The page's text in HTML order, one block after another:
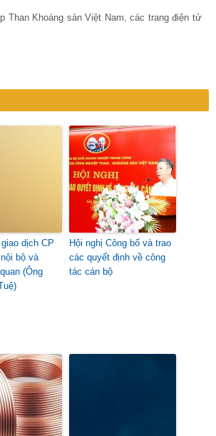
Than Khoáng sản Việt Nam, các trang điện tử
dịch CP
bộ và
(Ông
Hội nghị Công bố và trao
các quyết định về công
tác cán bộ